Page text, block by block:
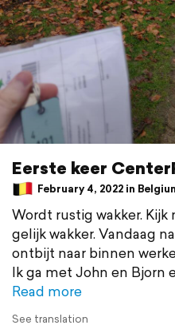
Eerste keer
February 4, 2022 in
Wordt rustig wakker. Kijk
gelijk wakker. Vandaag
ontbijt naar binnen
Ik ga met John en Bjorn
Read more
See translation